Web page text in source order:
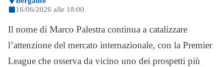
16/06/2026 alle 18:00
Il nome di Marco Palestra continua a catalizzare
l’attenzione del mercato internazionale, con la Premier
League che osserva da vicino uno dei prospetti più